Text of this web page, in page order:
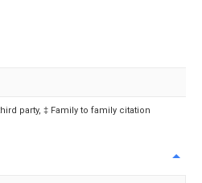
party, ‡ Family to family citation